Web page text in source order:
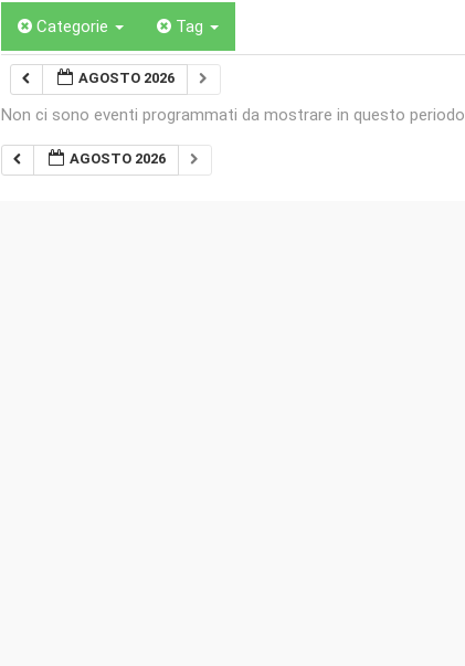
Categorie Tag
AGOSTO 2026
Non ci sono eventi programmati da mostrare in questo periodo
AGOSTO 2026